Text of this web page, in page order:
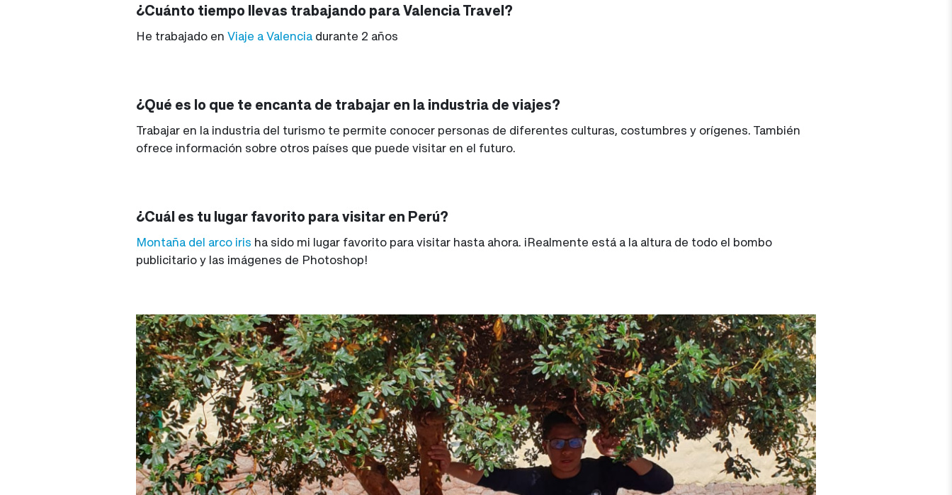
¿Cuánto tiempo llevas trabajando para Valencia Travel?
He trabajado en Viaje a Valencia durante 2 años
¿Qué es lo que te encanta de trabajar en la industria de viajes?
Trabajar en la industria del turismo te permite conocer personas de diferentes culturas, costumbres y orígenes. También
ofrece información sobre otros países que puede visitar en el futuro.
¿Cuál es tu lugar favorito para visitar en Perú?
Montaña del arco iris ha sido mi lugar favorito para visitar hasta ahora. ¡Realmente está a la altura de todo el bombo
publicitario y las imágenes de Photoshop!